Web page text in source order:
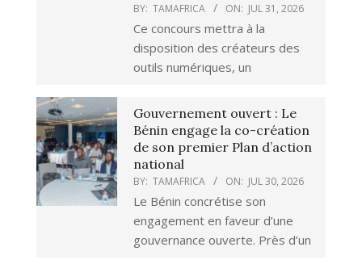
BY: TAMAFRICA ON: JUL 31, 2026
Ce concours mettra à la
disposition des créateurs des
outils numériques, un
Gouvernement ouvert : Le
Bénin engage la co-création
de son premier Plan d’action
national
BY: TAMAFRICA ON: JUL 30, 2026
Le Bénin concrétise son
engagement en faveur d’une
gouvernance ouverte. Près d’un